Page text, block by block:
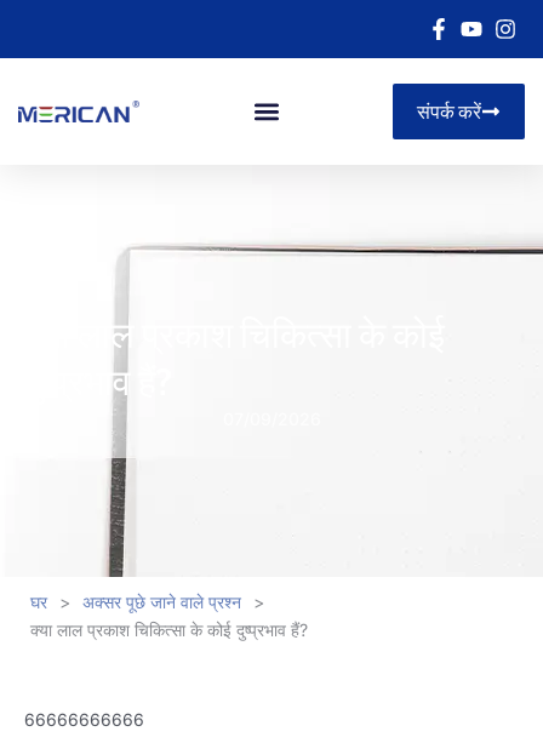
संपर्क करें
क्या लाल प्रकाश चिकित्सा के कोई
दुष्प्रभाव हैं?
घर > अक्सर पूछे जाने वाले प्रश्न
>
क्या लाल प्रकाश चिकित्सा के कोई दुष्प्रभाव हैं?
66666666666